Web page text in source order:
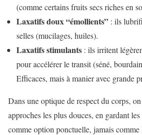
(comme certains fruits secs riches en
Laxatifs doux “émollients” : ils
selles (mucilages, huiles).
Laxatifs stimulants : ils irritent
pour accélérer le transit (séné,
Efficaces, mais à manier avec grande
Dans une optique de respect du corps,
approches les plus douces, en gardant
comme option ponctuelle, jamais comme